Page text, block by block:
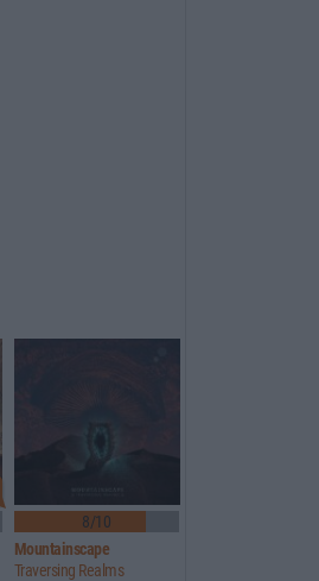
8/10
Mountainscape
Traversing Realms